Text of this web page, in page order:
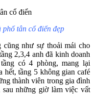
tân cổ điển đẹp
cũng như sự thoải mái cho
2,3,4 anh đã kinh doanh
có 4 phòng, mang lại
hết, tầng 5 không gian café
thành viên trong gia đình
những giờ làm việc vất